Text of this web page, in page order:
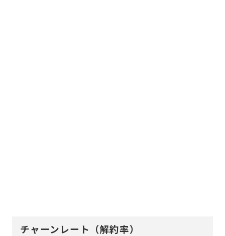
チャーンレート（解約率）